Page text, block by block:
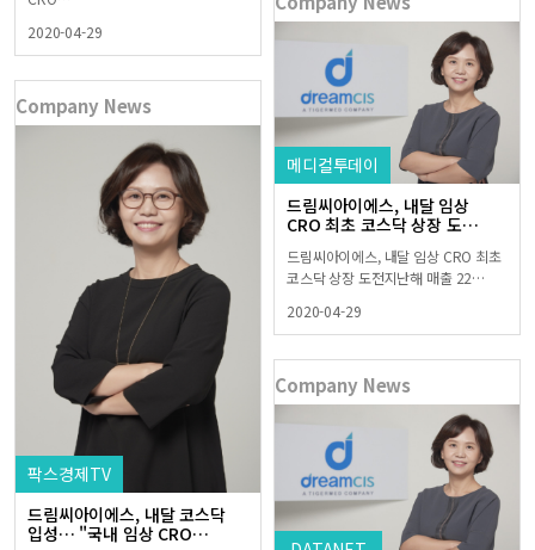
2020-04-29
메디컬투데이
드림씨아이에스, 내달 임상
CRO 최초 코스닥 상장 도…
드림씨아이에스, 내달 임상 CRO 최초
코스닥 상장 도전지난해 매출 22…
2020-04-29
Company News
팍스경제TV
드림씨아이에스, 내달 코스닥
입성… "국내 임상 CRO…
Company News